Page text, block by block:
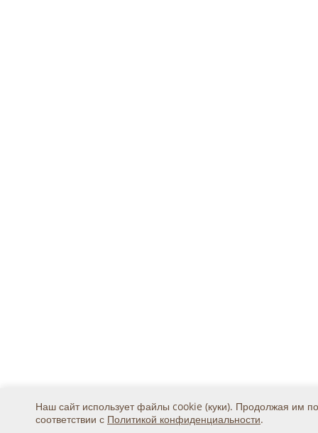
Наш сайт использует файлы cookie (куки). Продолжая им
соответствии с Политикой конфиденциальности.